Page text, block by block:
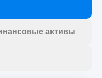
активы